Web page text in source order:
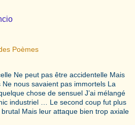
Poèmes
Ne peut pas être accidentelle Mais
Ne nous savaient pas immortels La
chose de sensuel J’ai mélangé
industriel … Le second coup fut plus
Mais leur attaque bien trop axiale